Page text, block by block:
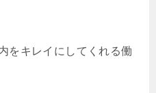
をキレイにしてくれる働